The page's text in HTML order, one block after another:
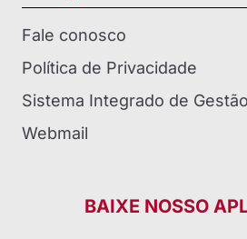
Fale conosco
Política de Privacidade
Sistema Integrado de
Webmail
BAIXE NOSSO